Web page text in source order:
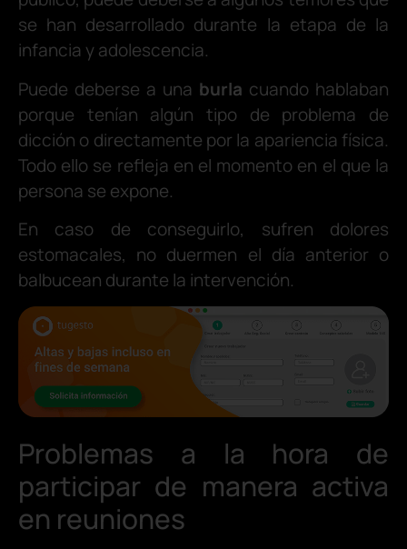
se han desarrollado durante la etapa de la
infancia y adolescencia.
Puede deberse a una burla cuando hablaban
porque tenían algún tipo de problema de
dicción o directamente por la apariencia física.
Todo ello se refleja en el momento en el que la
persona se expone.
En caso de conseguirlo, sufren dolores
estomacales, no duermen el día anterior o
balbucean durante la intervención.
Problemas a la hora de
participar de manera activa
en reuniones